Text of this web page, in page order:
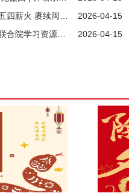
2026-04-15
【管理学系】管理学系联合院学习资源中心开展读书月主题活动
2026-04-15